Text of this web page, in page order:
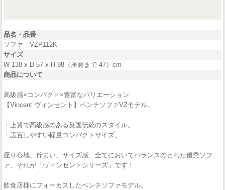
品名・品番
ソファ VZP112K
サイズ
W 138 x D 57 x H 98（座面まで 47）cm
商品について
高級感×コンパクト×豊富なバリエーション
【Vincent ヴィンセント】ベンチソファVZモデル。
・上質で高級感のある英国伝統のスタイル。
・設置しやすい軽量コンパクトサイズ。
座り心地、佇まい、サイズ感、全てにおいてバランスのとれた優秀ソフ
ァ、それが「ヴィンセントシリーズ」です！
飲食店様にフォーカスしたベンチソファモデル。